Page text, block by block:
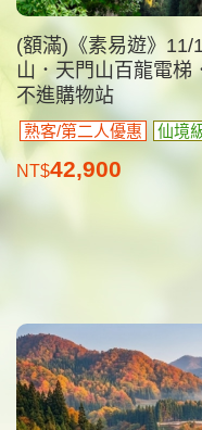
(額滿)《素易遊》11/
山．天門山百龍電梯
不進購物站
熟客/第二人優惠 仙境
NT$42,900